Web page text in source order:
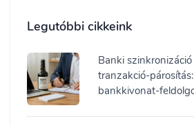
Legutóbbi cikkeink
Banki
tranzakció-
bankkivonat-